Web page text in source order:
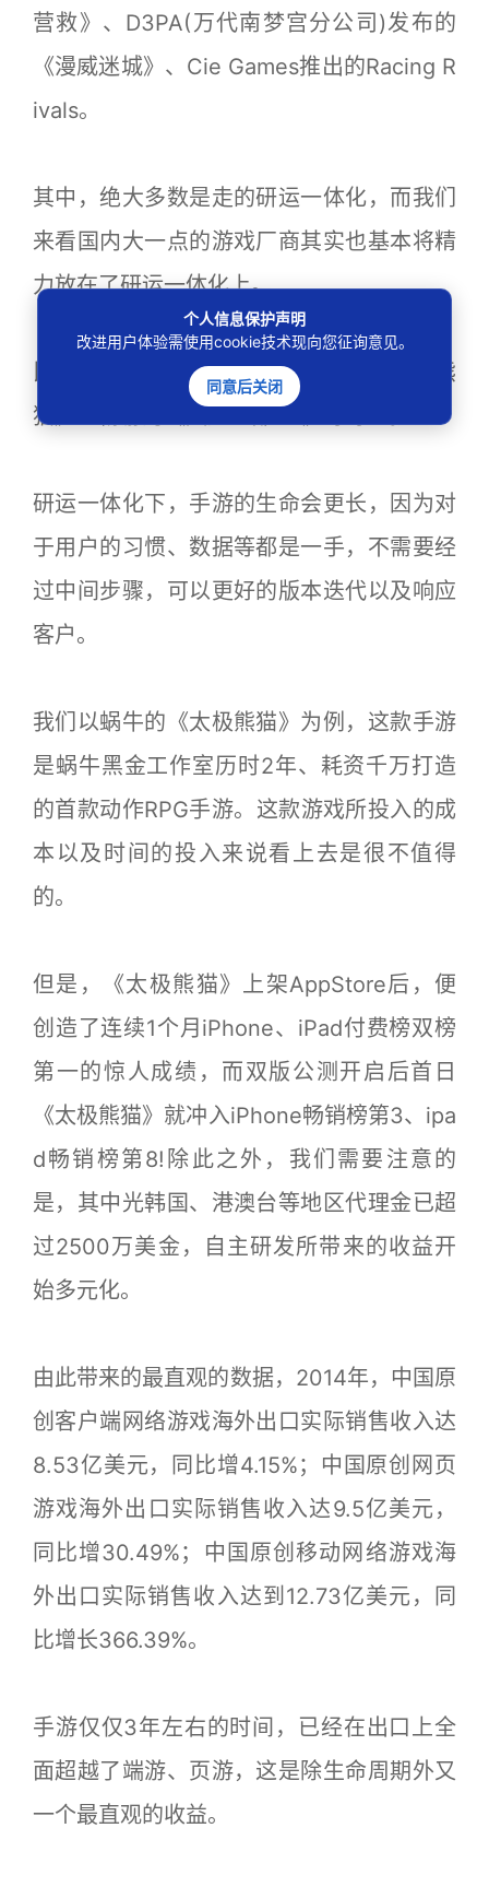
营救》、D3PA(万代南梦宫分公司)发布的
《漫威迷城》、Cie Games推出的Racing R
ivals。
其中，绝大多数是走的研运一体化，而我们
来看国内大一点的游戏厂商其实也基本将精
力放在了研运一体化上。
比如网易的《乱斗西游》、蜗牛的《太极熊
猫》、畅游的《天龙八部3D》等等一批。
研运一体化下，手游的生命会更长，因为对
于用户的习惯、数据等都是一手，不需要经
过中间步骤，可以更好的版本迭代以及响应
客户。
我们以蜗牛的《太极熊猫》为例，这款手游
是蜗牛黑金工作室历时2年、耗资千万打造
的首款动作RPG手游。这款游戏所投入的成
本以及时间的投入来说看上去是很不值得
的。
但是，《太极熊猫》上架AppStore后，便
创造了连续1个月iPhone、iPad付费榜双榜
第一的惊人成绩，而双版公测开启后首日
《太极熊猫》就冲入iPhone畅销榜第3、ipa
d畅销榜第8!除此之外，我们需要注意的
是，其中光韩国、港澳台等地区代理金已超
过2500万美金，自主研发所带来的收益开
始多元化。
由此带来的最直观的数据，2014年，中国原
创客户端网络游戏海外出口实际销售收入达
8.53亿美元，同比增4.15%；中国原创网页
游戏海外出口实际销售收入达9.5亿美元，
同比增30.49%；中国原创移动网络游戏海
外出口实际销售收入达到12.73亿美元，同
比增长366.39%。
手游仅仅3年左右的时间，已经在出口上全
面超越了端游、页游，这是除生命周期外又
一个最直观的收益。
个人信息保护声明
改进用户体验需使用cookie技术现向您征询意见。
同意后关闭